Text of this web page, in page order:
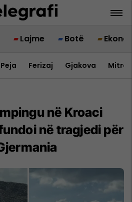
Lajme Botë
Peja Ferizaj Gjakova
në Kroaci
në tragjedi për